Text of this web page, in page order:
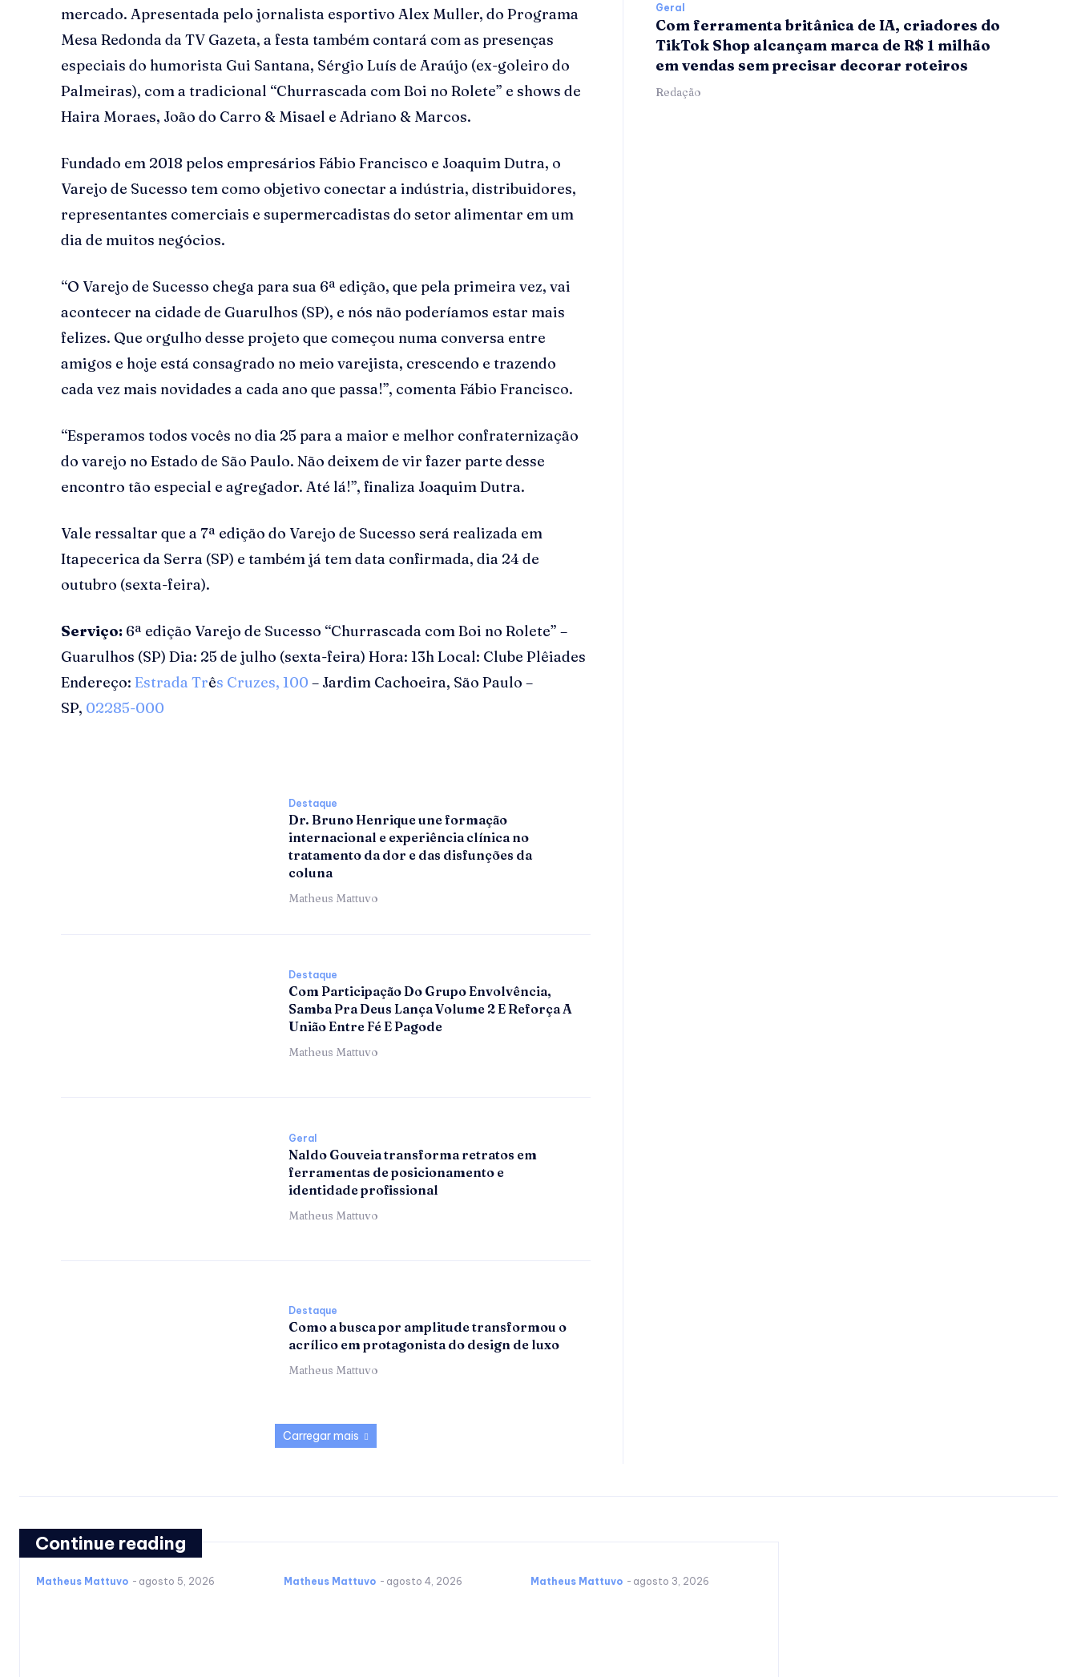
mercado. Apresentada pelo jornalista esportivo Alex Muller, do Programa
Mesa Redonda da TV Gazeta, a festa também contará com as presenças
especiais do humorista Gui Santana, Sérgio Luís de Araújo (ex-goleiro do
Palmeiras), com a tradicional “Churrascada com Boi no Rolete” e shows de
Haira Moraes, João do Carro & Misael e Adriano & Marcos.
Fundado em 2018 pelos empresários Fábio Francisco e Joaquim Dutra, o
Varejo de Sucesso tem como objetivo conectar a indústria, distribuidores,
representantes comerciais e supermercadistas do setor alimentar em um
dia de muitos negócios.
“O Varejo de Sucesso chega para sua 6ª edição, que pela primeira vez, vai
acontecer na cidade de Guarulhos (SP), e nós não poderíamos estar mais
felizes. Que orgulho desse projeto que começou numa conversa entre
amigos e hoje está consagrado no meio varejista, crescendo e trazendo
cada vez mais novidades a cada ano que passa!”, comenta Fábio Francisco.
“Esperamos todos vocês no dia 25 para a maior e melhor confraternização
do varejo no Estado de São Paulo. Não deixem de vir fazer parte desse
encontro tão especial e agregador. Até lá!”, finaliza Joaquim Dutra.
Vale ressaltar que a 7ª edição do Varejo de Sucesso será realizada em
Itapecerica da Serra (SP) e também já tem data confirmada, dia 24 de
outubro (sexta-feira).
Serviço: 6ª edição Varejo de Sucesso “Churrascada com Boi no Rolete” –
Guarulhos (SP) Dia: 25 de julho (sexta-feira) Hora: 13h Local: Clube Plêiades
Endereço: Estrada Três Cruzes, 100 – Jardim Cachoeira, São Paulo –
SP, 02285-000
Destaque
Dr. Bruno Henrique une formação
internacional e experiência clínica no
tratamento da dor e das disfunções da
coluna
Matheus Mattuvo
Destaque
Com Participação Do Grupo Envolvência,
Samba Pra Deus Lança Volume 2 E Reforça A
União Entre Fé E Pagode
Matheus Mattuvo
Geral
Naldo Gouveia transforma retratos em
ferramentas de posicionamento e
identidade profissional
Matheus Mattuvo
Destaque
Como a busca por amplitude transformou o
acrílico em protagonista do design de luxo
Matheus Mattuvo
Carregar mais
Geral
Com ferramenta britânica de IA, criadores do
TikTok Shop alcançam marca de R$ 1 milhão
em vendas sem precisar decorar roteiros
Redação
Continue reading
Matheus Mattuvo - agosto 5, 2026 Matheus Mattuvo - agosto 4, 2026 Matheus Mattuvo - agosto 3, 2026